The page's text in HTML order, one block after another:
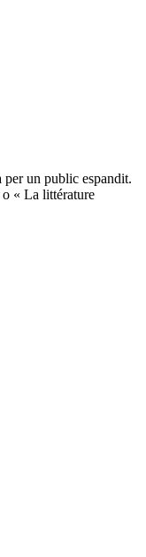
per un public espandit.
o « La littérature